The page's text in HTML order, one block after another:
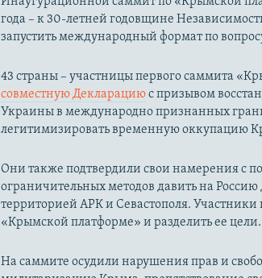
года – к 30-летней годовщине
запустить международный формат по
43 страны – участницы первого саммита
совместную Декларациюс призывом
Украины в международно признанных
легитимизировать временную оккупацию
Они также подтвердили свои намерения с
ограничительных методов давить на
территорией АРК и Севастополя.
«Крымской платформе» и разделить ее цели.
На саммите осудили нарушения прав и